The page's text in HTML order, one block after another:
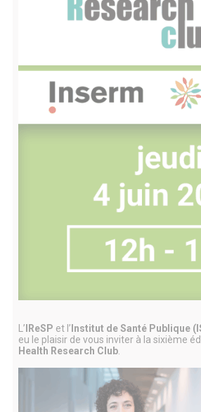
L’ IReSP et l’ Institut de Santé Publique
eu le plaisir de vous inviter à la sixième
Health Research Club.